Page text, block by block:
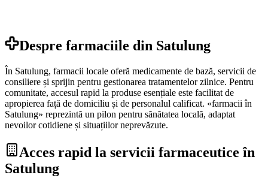
Despre farmaciile din Satulung
În Satulung, farmacii locale oferă medicamente de bază, servicii de
consiliere și sprijin pentru gestionarea tratamentelor zilnice. Pentru
comunitate, accesul rapid la produse esențiale este facilitat de
apropierea față de domiciliu și de personalul calificat. «farmacii în
Satulung» reprezintă un pilon pentru sănătatea locală, adaptat
nevoilor cotidiene și situațiilor neprevăzute.
Acces rapid la servicii farmaceutice în
Satulung